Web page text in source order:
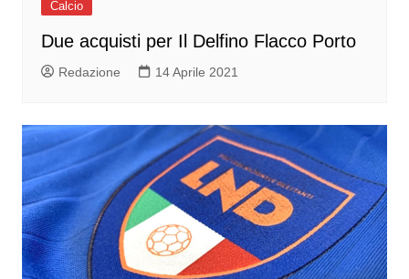
Calcio
Due acquisti per Il Delfino Flacco Porto
Redazione 14 Aprile 2021